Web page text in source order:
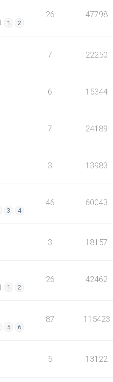
1 2
26 47798
7 22250
6 15344
7 24189
3 13983
3 4
46 60043
3 18157
1 2
26 42462
5 6
87 115423
5 13122